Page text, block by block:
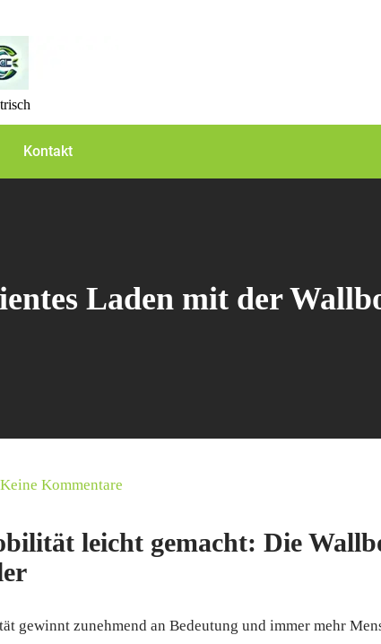
Kontakt
Laden mit der
Keine Kommentare
leicht gemacht: Die
gewinnt zunehmend an Bedeutung und immer mehr